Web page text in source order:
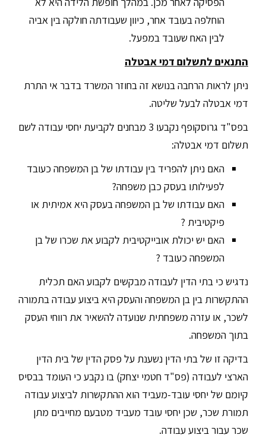
הוחלפה בעובד אחר, כיוון שעבודתה חולקה בין אביה
לבין האח שעובד במפעל.
התנאים לתשלום דמי אבטלה
ניתן לראות הרחבה בנושא זה בחוזר המשרד בדבר אי התרת
דמי אבטלה לבעל שליטה.
בפס"ד גרוסקופף נקבעו 3 מבחנים לקביעת יחסי עבודה לשם
תשלום דמי אבטלה:
האם ניתן להפריד בין עבודתו של בן המשפחה כעובד
לפעילותו בעסק כבן משפחה?
האם עבודתו של בן המשפחה בעסק היא אמיתית או
פיקטיבית ?
האם יש יכולת אובייקטיבית לקבוע את שכרו של בן
המשפחה כעובד ?
נדגיש כי בתי הדין לעבודה מבקשים לקבוע האם תכלית
ההתקשרות בין בן המשפחה והעסק היא ביצוע עבודה בתמורה
לשכר, או עזרה משפחתית שנועדה להשאיר את רווחי העסק
בתוך המשפחה.
בדיקה זו של בתי הדין נשענת על פסק הדין של בית הדין
הארצי לעבודה (פס"ד חטמי יצחק) בו נקבע כי העומד בבסיס
קיומם של יחסי עובד-מעביד הוא ההתקשרות לביצוע עבודה
תמורת שכר, שכן יחסי עובד מעביד מטבעם מחייבים מתן
שכר עבור ביצוע עבודה.